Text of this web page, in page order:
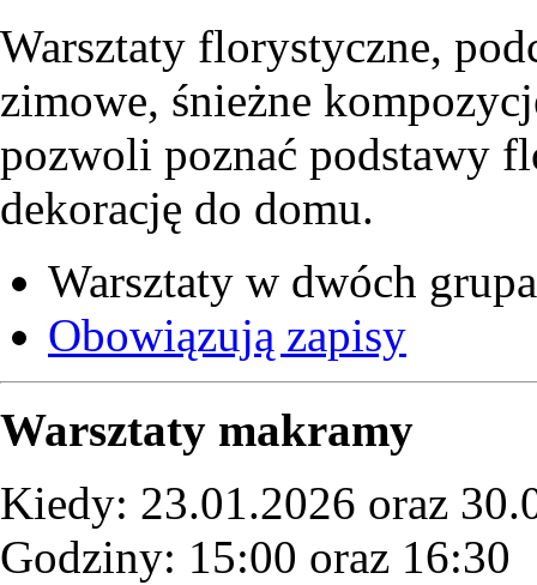
Warsztaty florystyczne,
zimowe, śnieżne
pozwoli poznać podstawy
dekorację do domu.
Warsztaty w dwóch
Obowiązują zapisy
Warsztaty makramy
Kiedy: 23.01.2026 oraz
Godziny: 15:00 oraz 16:30